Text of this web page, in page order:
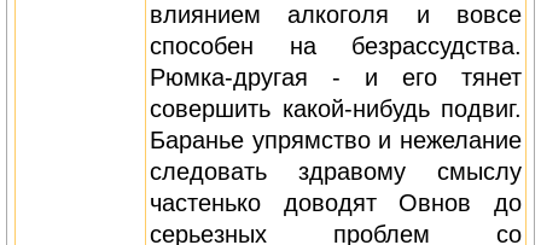
влиянием алкоголя и вовсе
способен на безрассудства.
Рюмка-другая - и его тянет
совершить какой-нибудь подвиг.
Баранье упрямство и нежелание
следовать здравому смыслу
частенько доводят Овнов до
серьезных проблем со